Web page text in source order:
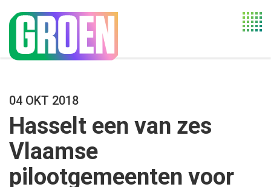
04 OKT 2018
Hasselt een van zes
Vlaamse
pilootgemeenten voor